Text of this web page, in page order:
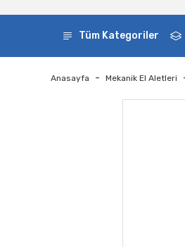
Tüm Kategoriler
Anasayfa Mekanik El Aletleri